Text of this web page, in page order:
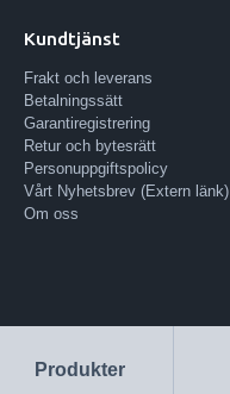
Produkter
Kundtjänst
Frakt och leverans
Betalningssätt
Garantiregistrering
Retur och bytesrätt
Personuppgiftspolicy
Vårt Nyhetsbrev (Extern länk)
Om oss